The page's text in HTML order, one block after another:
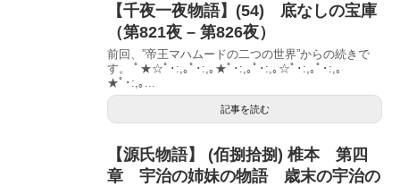
【千夜一夜物語】(54) 底なしの宝庫
（第821夜 – 第826夜）
前回、”帝王マハムードの二つの世界”からの続きで
す。 ﾟ★☆ﾟ･:,｡ﾟ･:,｡★ﾟ･:,｡ﾟ･:,｡☆ﾟ･:,｡ﾟ･:,｡
★ﾟ･:,｡...
記事を読む
【源氏物語】 (佰捌拾捌) 椎本 第四
章 宇治の姉妹の物語 歳末の宇治の